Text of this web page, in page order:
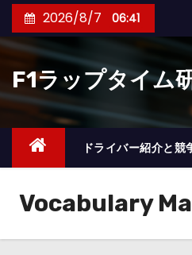
ン
ツ
キ
2026/8/7 06:41
F1ラップタイム
ドライバー紹介と競
Vocabulary